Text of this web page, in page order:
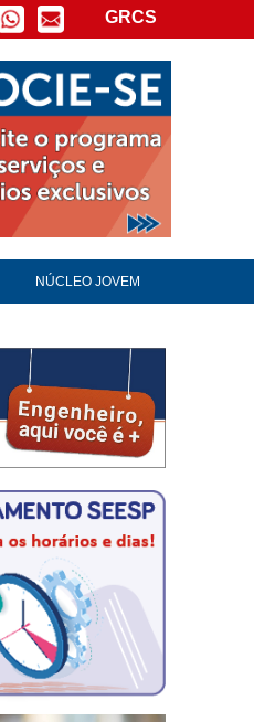
GRCS
NÚCLEO JOVEM